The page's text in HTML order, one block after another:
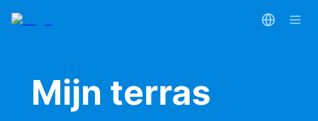
Mijn terras